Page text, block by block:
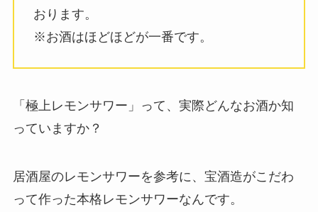
おります。
※お酒はほどほどが一番です。
「極上レモンサワー」って、実際どんなお酒か知
っていますか？
居酒屋のレモンサワーを参考に、宝酒造がこだわ
って作った本格レモンサワーなんです。